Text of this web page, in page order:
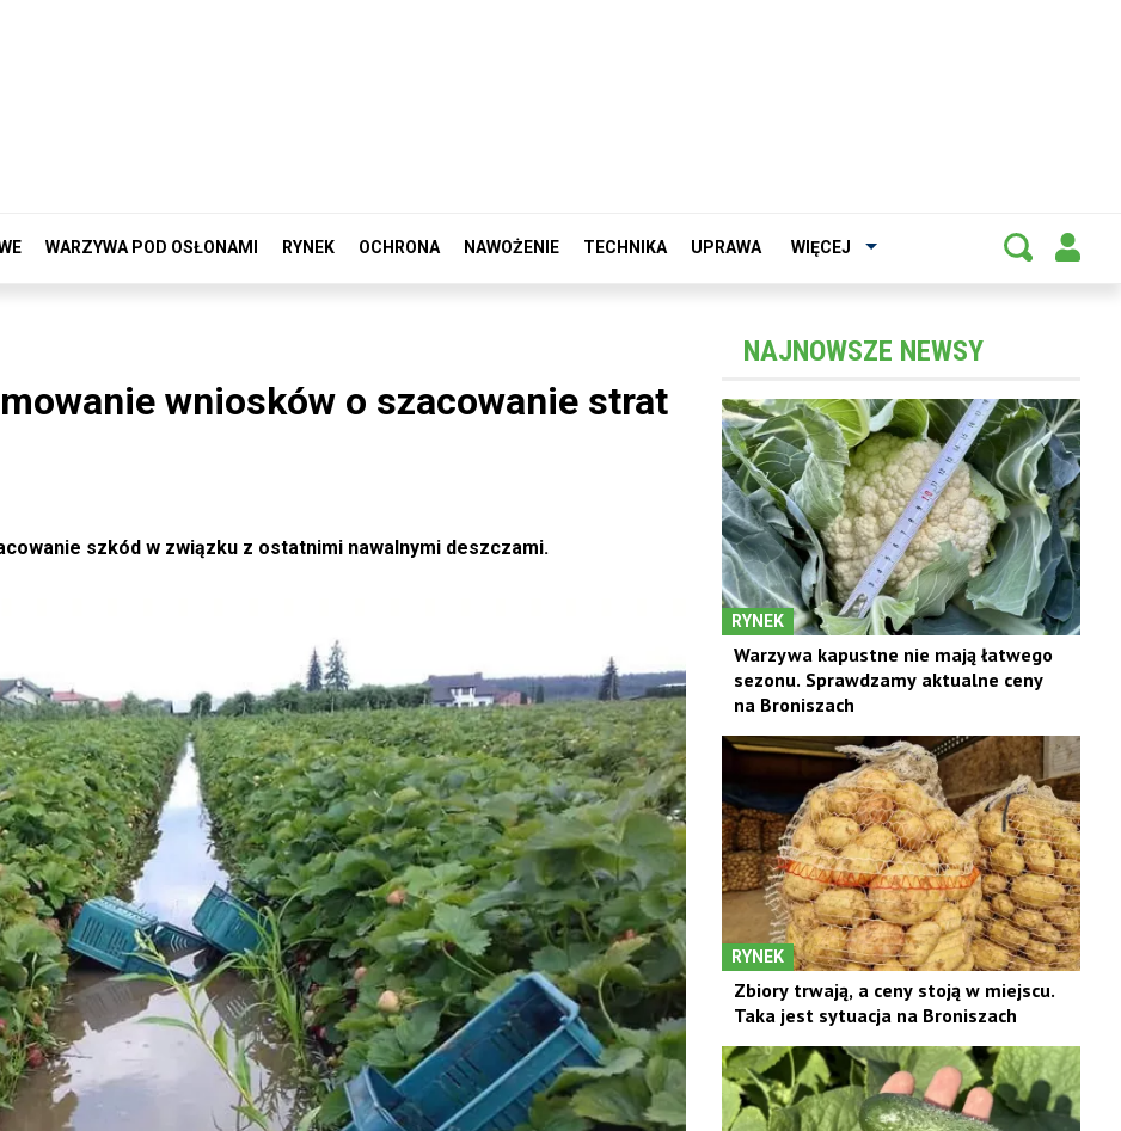
WARZYWA POD OSŁONAMI RYNEK OCHRONA NAWOŻENIE TECHNIKA UPRAWA WIĘCEJ
wniosków o szacowanie strat
szkód w związku z ostatnimi nawalnymi deszczami.
NAJNOWSZE NEWSY
RYNEK
Warzywa kapustne nie mają łatwego
sezonu. Sprawdzamy aktualne ceny
na Broniszach
RYNEK
Zbiory trwają, a ceny stoją w miejscu.
Taka jest sytuacja na Broniszach